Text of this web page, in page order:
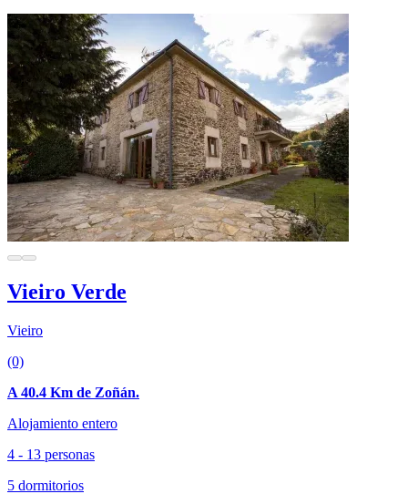
Vieiro Verde
Vieiro
(0)
A 40.4 Km de Zoñán.
Alojamiento entero
4 - 13 personas
5 dormitorios